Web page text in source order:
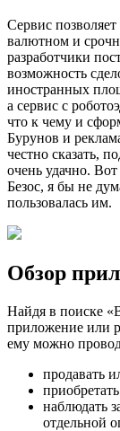
Сервис
валютном и
разработчики
возможность
иностранных
а сервис с
что к чему и
Бурунов и
честно сказать,
очень удачно.
Безос, я бы не
пользовалась им.
Обзор
Найдя в поиске
приложение или
ему можно
продавать
наблюдать
отдельной